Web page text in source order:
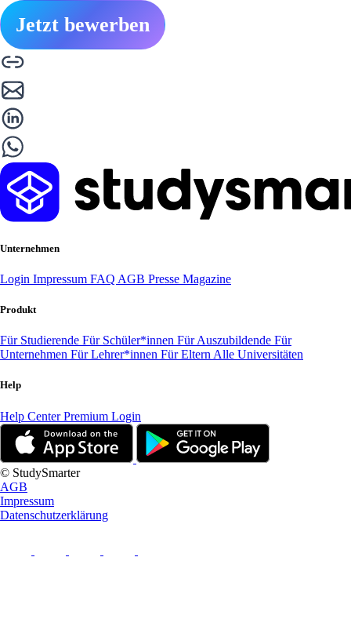
Jetzt bewerben
Unternehmen
Login Impressum FAQ AGB Presse Magazine
Produkt
Für Studierende Für Schüler*innen Für Auszubildende Für
Unternehmen Für Lehrer*innen Für Eltern Alle Universitäten
Help
Help CenterPremium Login
© StudySmarter
AGB
Impressum
Datenschutzerklärung